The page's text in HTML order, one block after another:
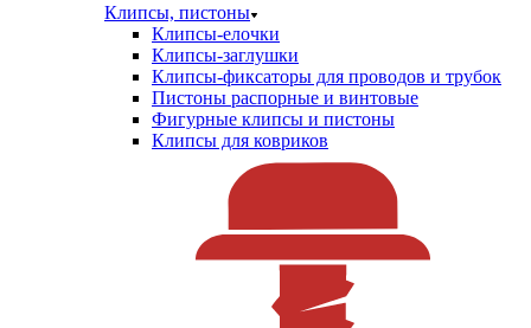
Клипсы, пистоны
Клипсы-елочки
Клипсы-заглушки
Клипсы-фиксаторы для проводов и трубок
Пистоны распорные и винтовые
Фигурные клипсы и пистоны
Клипсы для ковриков